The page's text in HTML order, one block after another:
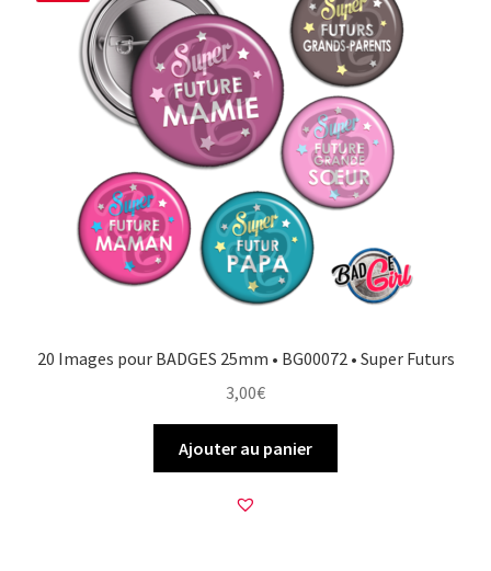
20 Images pour BADGES 25mm • BG00072 • Super Futurs
3,00€
Ajouter au panier